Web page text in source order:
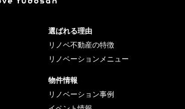
選ばれる理由
リノベ不動産の特徴
リノベーションメニュー
物件情報
リノベーション事例